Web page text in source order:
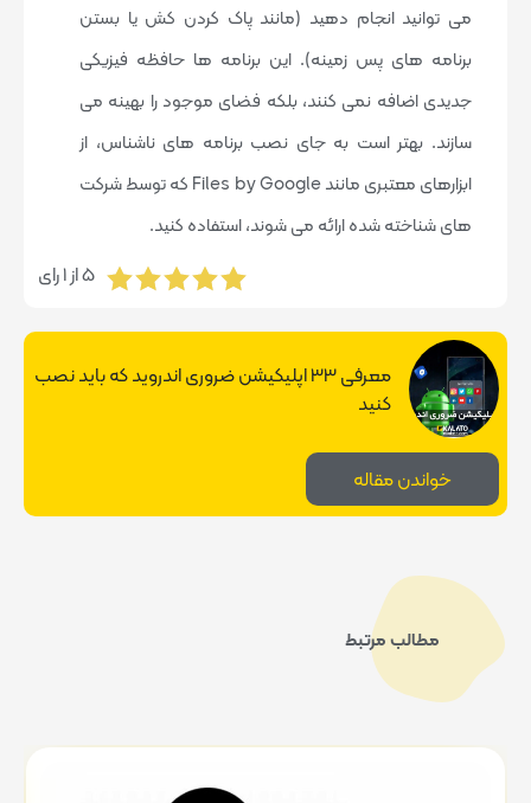
می توانید انجام دهید (مانند پاک کردن کش یا بستن
برنامه های پس زمینه). این برنامه ها حافظه فیزیکی
جدیدی اضافه نمی کنند، بلکه فضای موجود را بهینه می
سازند. بهتر است به جای نصب برنامه های ناشناس، از
ابزارهای معتبری مانند Files by Google که توسط شرکت
های شناخته شده ارائه می شوند، استفاده کنید.
5از1رای
معرفی 33 اپلیکیشن ضروری اندروید که باید نصب
کنید
خواندن مقاله
مطالب مرتبط